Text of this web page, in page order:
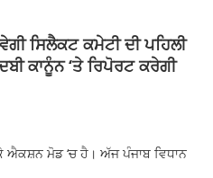
ਸਿਲੈਕਟ ਕਮੇਟੀ ਦੀ ਪਹਿਲੀ
ਕਾਨੂੰਨ ‘ਤੇ ਰਿਪੋਰਟ ਕਰੇਗੀ
ਐਕਸ਼ਨ ਮੋਡ ‘ਚ ਹੈ। ਅੱਜ ਪੰਜਾਬ ਵਿਧਾਨ